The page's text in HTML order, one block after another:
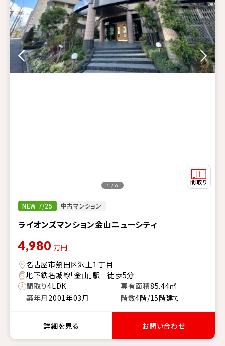
NEW 7/25 中古マンション
ライオンズマンション金山ニューシティ
1 / 6
4,980 万円
名古屋市熱田区沢上１丁目
地下鉄名城線「金山」駅 徒歩5分
間取り4LDK 専有面積85.44㎡
築年月 2001年03月 階数4階/15階建て
詳細を見る お問い合わせ